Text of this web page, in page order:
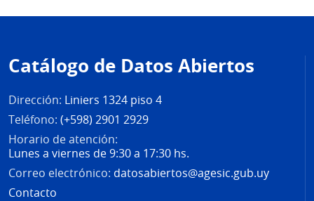
de
página
Catálogo de Datos Abiertos
Dirección: Liniers 1324 piso 4
Teléfono: (+598) 2901 2929
Horario de atención:
Lunes a viernes de 9:30 a 17:30 hs.
Correo electrónico: datosabiertos@agesic.gub.uy
Contacto